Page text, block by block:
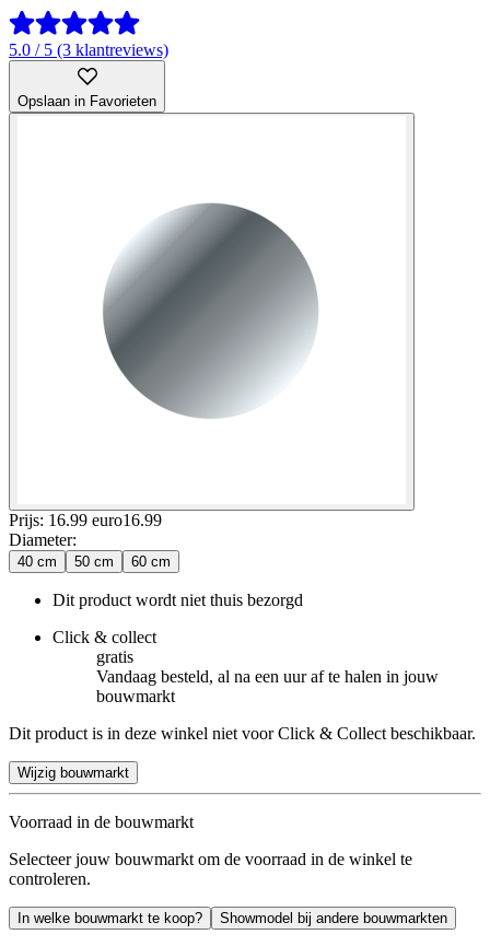
5.0 / 5 (3 klantreviews)
Opslaan in Favorieten
Prijs: 16.99 euro16.99
Diameter:
40 cm 50 cm 60 cm
Dit product wordt niet thuis bezorgd
Click & collect
gratis
Vandaag besteld, al na een uur af te halen in jouw
bouwmarkt
Dit product is in deze winkel niet voor Click & Collect beschikbaar.
Wijzig bouwmarkt
Voorraad in de bouwmarkt
Selecteer jouw bouwmarkt om de voorraad in de winkel te
controleren.
In welke bouwmarkt te koop? Showmodel bij andere bouwmarkten